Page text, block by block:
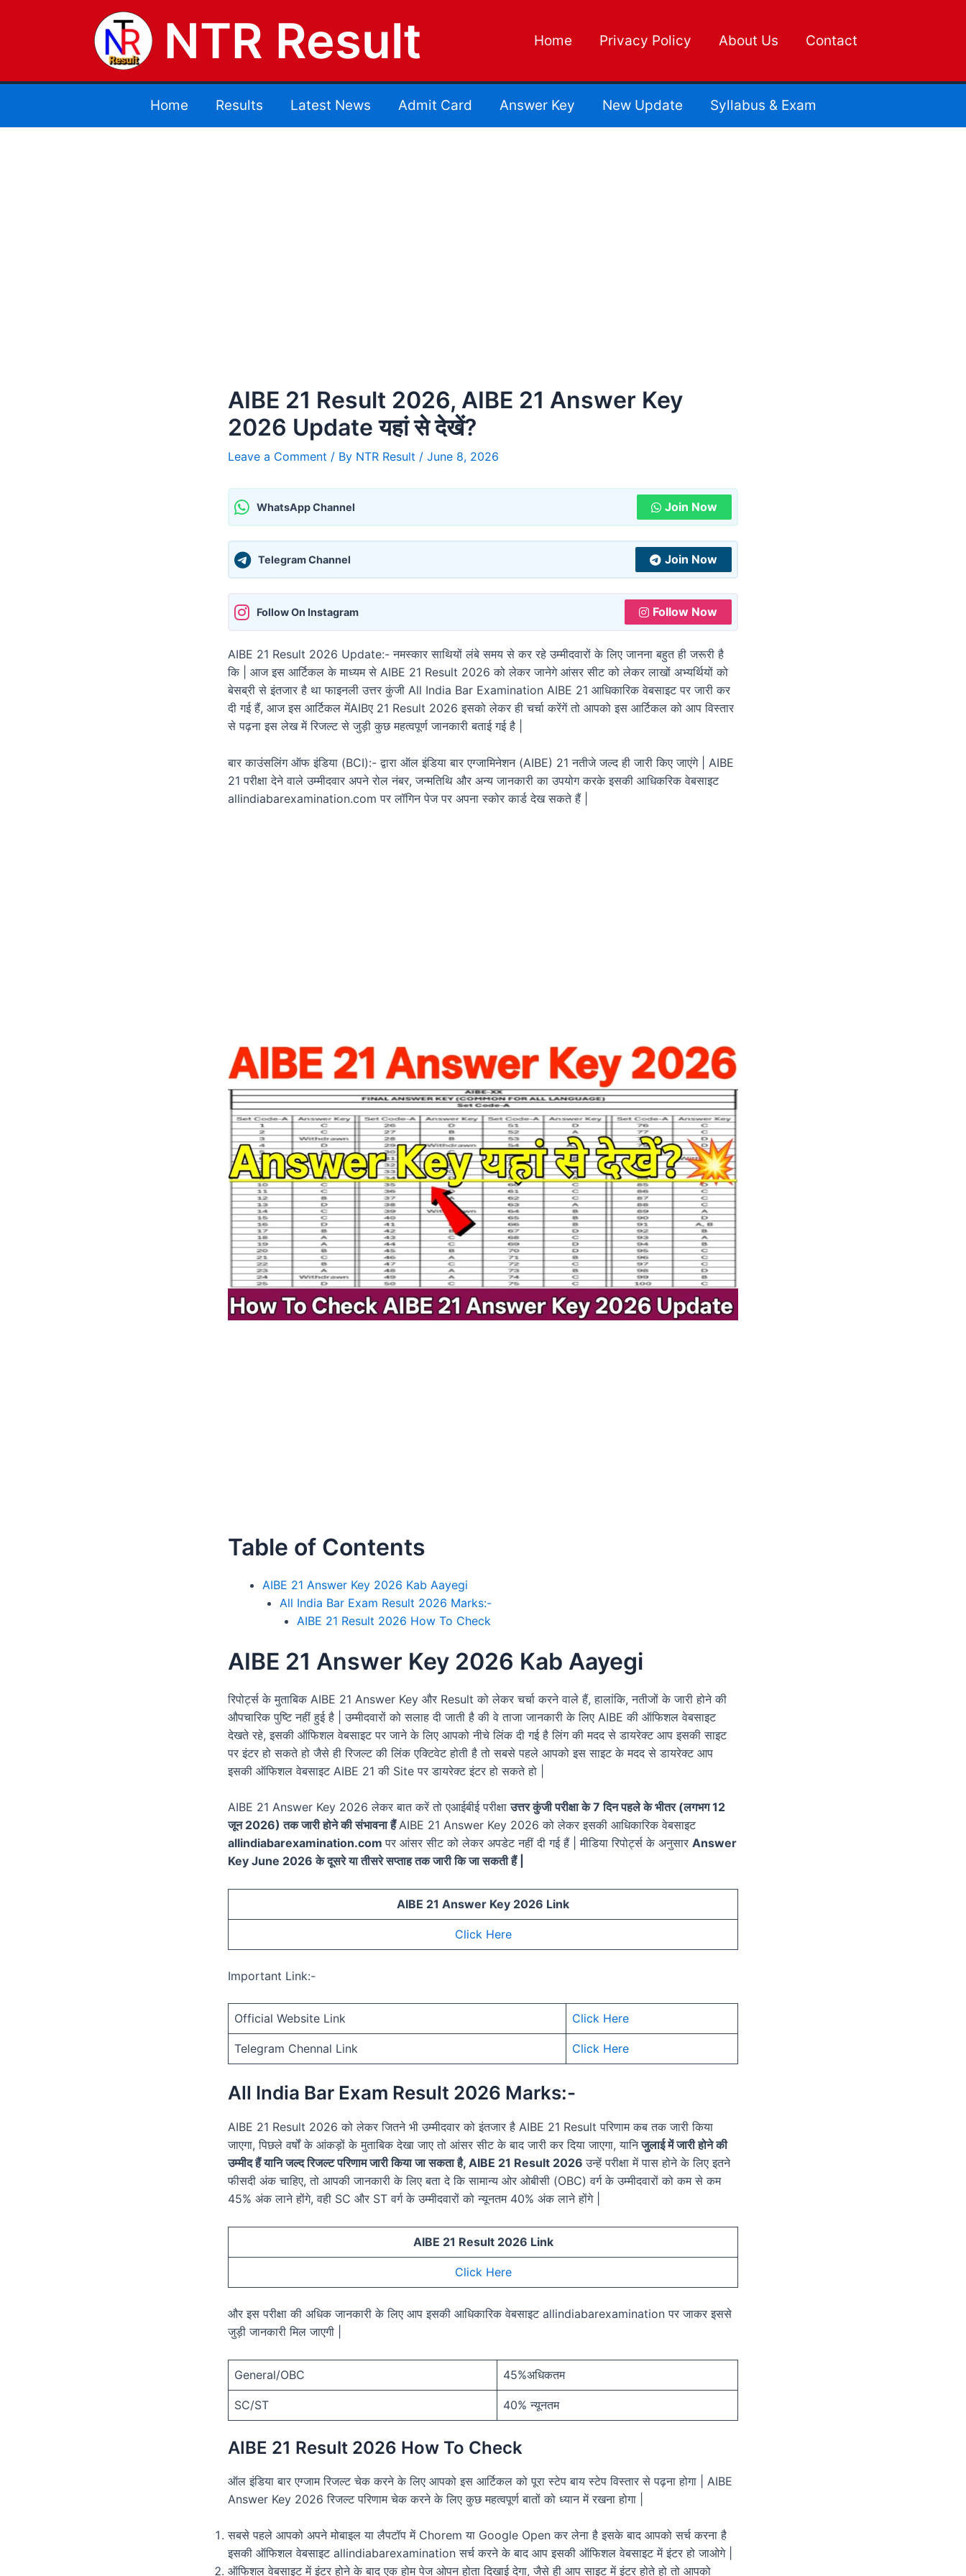
NTR Result Home Privacy Policy About Us Contact
Home Results Latest News Admit Card Answer Key New Update Syllabus & Exam
AIBE 21 Result 2026, AIBE 21 Answer Key
2026 Update यहां से देखें?
Leave a Comment / By NTR Result / June 8, 2026
WhatsApp Channel Join Now
Telegram Channel Join Now
Follow On Instagram Follow Now
AIBE 21 Result 2026 Update:- नमस्कार साथियों लंबे समय से कर रहे उम्मीदवारों के लिए जानना बहुत ही जरूरी है
कि | आज इस आर्टिकल के माध्यम से AIBE 21 Result 2026 को लेकर जानेगे आंसर सीट को लेकर लाखों अभ्यर्थियों को
बेसब्री से इंतजार है था फाइनली उत्तर कुंजी All India Bar Examination AIBE 21 आधिकारिक वेबसाइट पर जारी कर
दी गई हैं, आज इस आर्टिकल मेंAIBए 21 Result 2026 इसको लेकर ही चर्चा करेंगें तो आपको इस आर्टिकल को आप विस्तार
से पढ़ना इस लेख में रिजल्ट से जुड़ी कुछ महत्वपूर्ण जानकारी बताई गई है |
बार काउंसलिंग ऑफ इंडिया (BCI):- द्वारा ऑल इंडिया बार एग्जामिनेशन (AIBE) 21 नतीजे जल्द ही जारी किए जाएंगे | AIBE
21 परीक्षा देने वाले उम्मीदवार अपने रोल नंबर, जन्मतिथि और अन्य जानकारी का उपयोग करके इसकी आधिकरिक वेबसाइट
allindiabarexamination.com पर लॉगिन पेज पर अपना स्कोर कार्ड देख सकते हैं |
Table of Contents
AIBE 21 Answer Key 2026 Kab Aayegi
All India Bar Exam Result 2026 Marks:-
AIBE 21 Result 2026 How To Check
AIBE 21 Answer Key 2026 Kab Aayegi
रिपोर्ट्स के मुताबिक AIBE 21 Answer Key और Result को लेकर चर्चा करने वाले हैं, हालांकि, नतीजों के जारी होने की
औपचारिक पुष्टि नहीं हुई है | उम्मीदवारों को सलाह दी जाती है की वे ताजा जानकारी के लिए AIBE की ऑफिशल वेबसाइट
देखते रहे, इसकी ऑफिशल वेबसाइट पर जाने के लिए आपको नीचे लिंक दी गई है लिंग की मदद से डायरेक्ट आप इसकी साइट
पर इंटर हो सकते हो जैसे ही रिजल्ट की लिंक एक्टिवेट होती है तो सबसे पहले आपको इस साइट के मदद से डायरेक्ट आप
इसकी ऑफिशल वेबसाइट AIBE 21 की Site पर डायरेक्ट इंटर हो सकते हो |
AIBE 21 Answer Key 2026 लेकर बात करें तो एआईबीई परीक्षाउत्तर कुंजी परीक्षा के 7 दिन पहले के भीतर (लगभग 12
जून 2026) तक जारी होने की संभावना हैंAIBE 21 Answer Key 2026 को लेकर इसकी आधिकारिक वेबसाइट
allindiabarexamination.comपर आंसर सीट को लेकर अपडेट नहीं दी गई हैं | मीडिया रिपोर्ट्स के अनुसार Answer
Key June 2026 के दूसरे या तीसरे सप्ताह तक जारी कि जा सकती हैं |
AIBE 21 Answer Key 2026 Link
Click Here
Important Link:-
Official Website Link Click Here
Telegram Chennal Link Click Here
All India Bar Exam Result 2026 Marks:-
AIBE 21 Result 2026 को लेकर जितने भी उम्मीदवार को इंतजार है AIBE 21 Result परिणाम कब तक जारी किया
जाएगा, पिछले वर्षों के आंकड़ों के मुताबिक देखा जाए तो आंसर सीट के बाद जारी कर दिया जाएगा, यानिजुलाई में जारी होने की
उम्मीद हैं यानि जल्द रिजल्ट परिणाम जारी किया जा सकता है, AIBE 21 Result 2026उन्हें परीक्षा में पास होने के लिए इतने
फीसदी अंक चाहिए, तो आपकी जानकारी के लिए बता दे कि सामान्य ओर ओबीसी (OBC) वर्ग के उम्मीदवारों को कम से कम
45% अंक लाने होंगे, वही SC और ST वर्ग के उम्मीदवारों को न्यूनतम 40% अंक लाने होंगे |
AIBE 21 Result 2026 Link
Click Here
और इस परीक्षा की अधिक जानकारी के लिए आप इसकी आधिकारिक वेबसाइट allindiabarexamination पर जाकर इससे
जुड़ी जानकारी मिल जाएगी |
General/OBC 45%अधिकतम
SC/ST 40% न्यूनतम
AIBE 21 Result 2026 How To Check
ऑल इंडिया बार एग्जाम रिजल्ट चेक करने के लिए आपको इस आर्टिकल को पूरा स्टेप बाय स्टेप विस्तार से पढ़ना होगा | AIBE
Answer Key 2026 रिजल्ट परिणाम चेक करने के लिए कुछ महत्वपूर्ण बातों को ध्यान में रखना होगा |
सबसे पहले आपको अपने मोबाइल या लैपटॉप में Chorem या Google Open कर लेना है इसके बाद आपको सर्च करना है
इसकी ऑफिशल वेबसाइट allindiabarexamination सर्च करने के बाद आप इसकी ऑफिशल वेबसाइट में इंटर हो जाओगे |
ऑफिशल वेबसाइट में इंटर होने के बाद एक होम पेज ओपन होता दिखाई देगा, जैसे ही आप साइट में इंटर होते हो तो आपको